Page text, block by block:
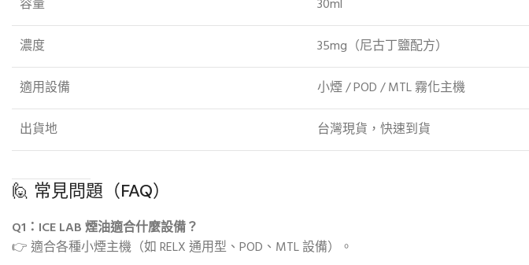
容量 30ml
濃度 35mg（尼古丁鹽配方）
適用設備 小煙 / POD / MTL 霧化主機
出貨地 台灣現貨，快速到貨
🙋 常見問題（FAQ）
Q1：ICE LAB 煙油適合什麼設備？
👉 適合各種小煙主機（如 RELX 通用型、POD、MTL 設備）。